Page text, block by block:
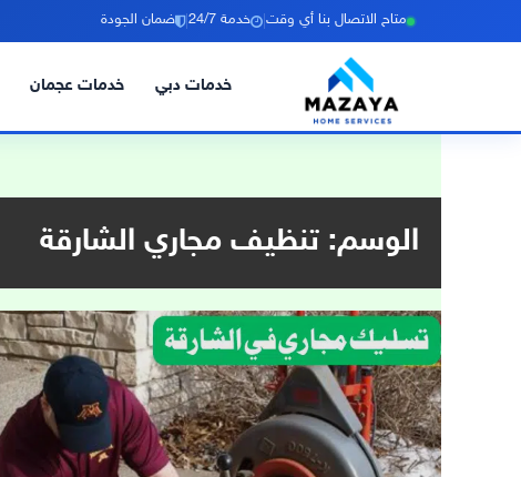
متاح الاتصال بنا أي وقت خدمة 24/7 | ضمان الجودة
خدمات دبي خدمات عجمان
الوسم: تنظيف مجاري الشارقة